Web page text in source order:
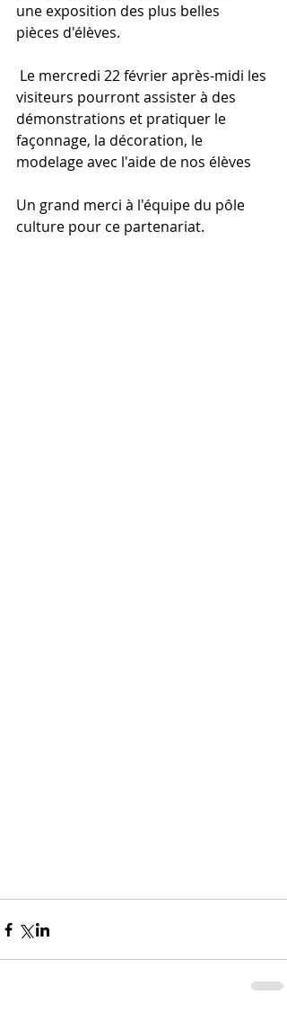
une exposition des plus belles
pièces d'élèves.
visiteurs pourront assister à des
démonstrations et pratiquer le
façonnage, la décoration, le
modelage avec l'aide de nos élèves
Un grand merci à l'équipe du pôle
culture pour ce partenariat.